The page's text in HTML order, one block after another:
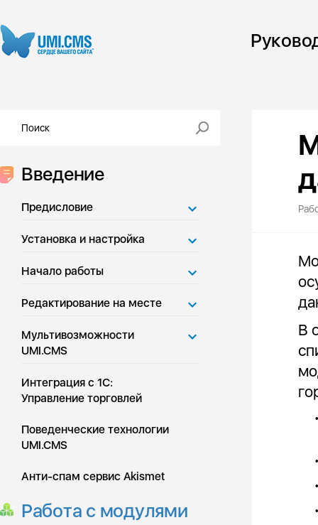
Введение
Предисловие
Установка и настройка
Начало работы
Редактирование на месте
Мультивозможности
UMI.CMS
Интеграция с 1С:
Управление торговлей
Поведенческие технологии
UMI.CMS
Анти-спам сервис Akismet
Работа с модулями
В
•
•
•
•